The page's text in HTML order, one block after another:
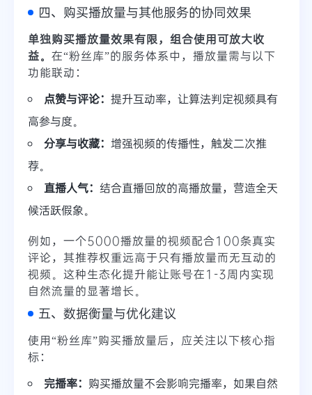
四、购买播放量与其他服务的协同效果
单独购买播放量效果有限，组合使用可放大收
益。 在“粉丝库”的服务体系中，播放量需与以下
功能联动：
点赞与评论： 提升互动率，让算法判定视频具有
高参与度。
分享与收藏： 增强视频的传播性，触发二次推
荐。
直播人气： 结合直播回放的高播放量，营造全天
候活跃假象。
例如，一个5000播放量的视频配合100条真实
评论，其推荐权重远高于只有播放量而无互动的
视频。这种生态化提升能让账号在1-3周内实现
自然流量的显著增长。
五、数据衡量与优化建议
使用“粉丝库”购买播放量后，应关注以下核心指
标：
完播率： 购买播放量不会影响完播率，如果自然